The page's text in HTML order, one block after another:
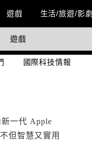
遊戲 生活/旅遊/影劇
遊戲
國際科技情報
一代 Apple
但智慧又實用